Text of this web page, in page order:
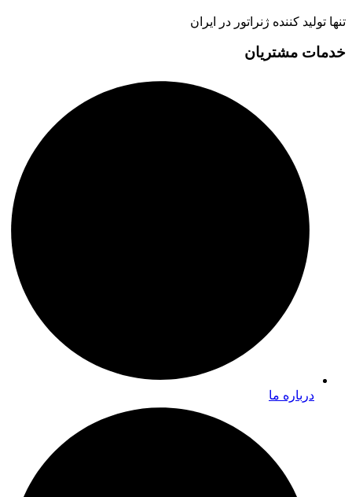
تنها تولید کننده ژنراتور در ایران
خدمات مشتریان
درباره ما